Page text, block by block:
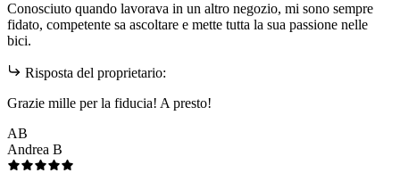
Conosciuto quando lavorava in un altro negozio, mi sono sempre
fidato, competente sa ascoltare e mette tutta la sua passione nelle
bici.
Risposta del proprietario:
Grazie mille per la fiducia! A presto!
AB
Andrea B